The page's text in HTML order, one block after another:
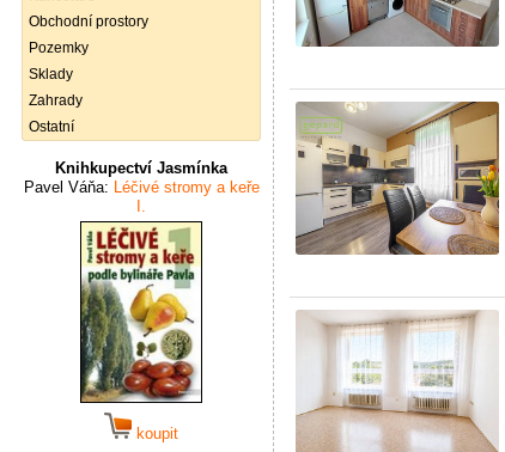
Obchodní prostory
Pozemky
Sklady
Zahrady
Ostatní
Knihkupectví Jasmínka
Pavel Váňa: Léčivé stromy a keře
I.
koupit